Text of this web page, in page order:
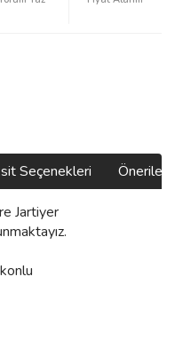
Seçenekleri
Jartiyer